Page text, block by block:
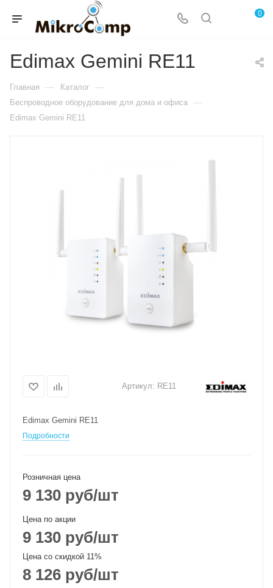
0
Edimax Gemini RE11
Главная — Каталог —
Беспроводное оборудование для дома и офиса —
Edimax Gemini RE11
Артикул: RE11
Edimax Gemini RE11
Подробности
Розничная цена
9 130 руб/шт
Цена по акции
9 130 руб/шт
Цена со скидкой 11%
8 126 руб/шт